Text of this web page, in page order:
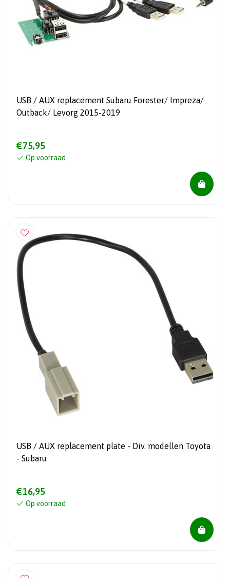
USB / AUX replacement Subaru Forester/ Impreza/
Outback/ Levorg 2015-2019
€75,95
Op voorraad
USB / AUX replacement plate - Div. modellen Toyota
- Subaru
€16,95
Op voorraad